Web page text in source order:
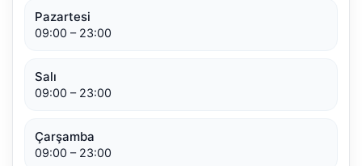
Pazartesi
09:00 – 23:00
Salı
09:00 – 23:00
Çarşamba
09:00 – 23:00